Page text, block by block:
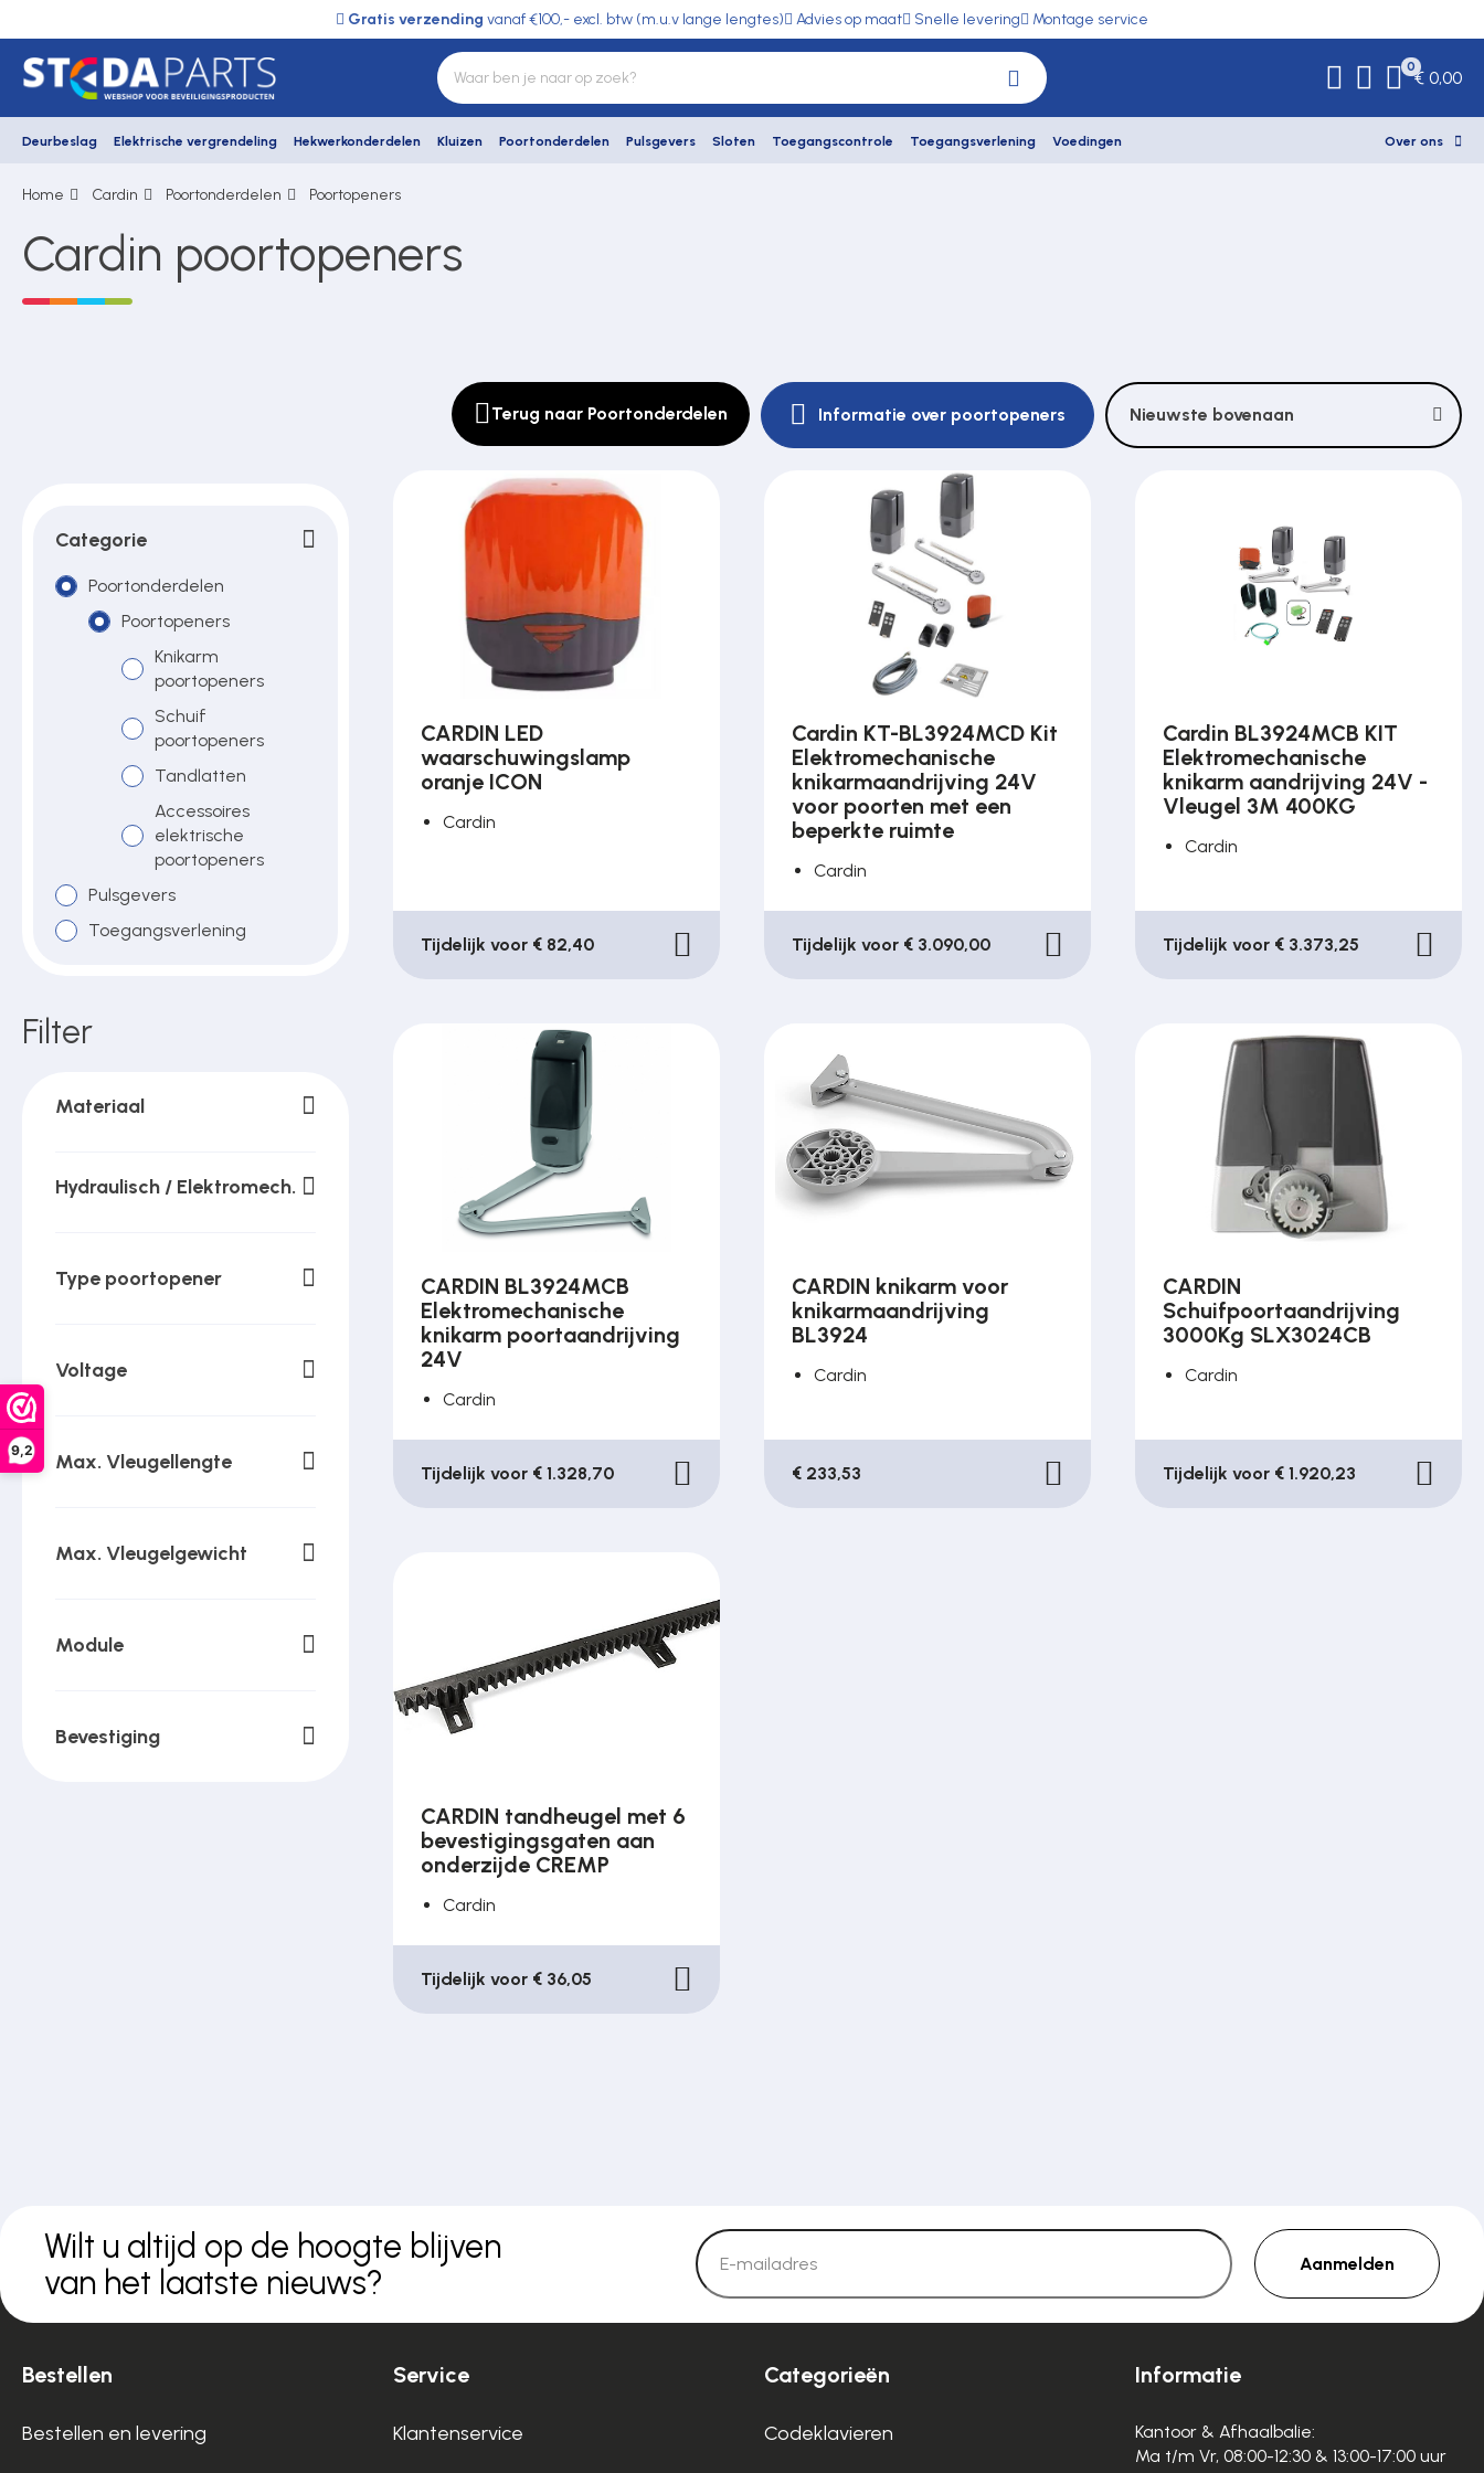
9,2
Gratis verzending vanaf €100,- excl. btw (m.u.v lange lengtes) Advies op maat Snelle levering Montage service
0
€ 0,00
Deurbeslag Elektrische vergrendeling Hekwerkonderdelen Kluizen Poortonderdelen Pulsgevers Sloten Toegangscontrole Toegangsverlening Voedingen Over ons
Deurbeslag
Elektrische vergrendeling
Pulsgevers
Toegangscontrole
Toegangsverlening
Voedingen
Contact
Home Cardin Poortonderdelen Poortopeners
Cardin poortopeners
Terug naar Poortonderdelen Informatie over poortopeners Nieuwste bovenaan
Categorie
Poortonderdelen
Poortopeners
Knikarm
poortopeners
Schuif
poortopeners
Tandlatten
Accessoires
elektrische
poortopeners
Pulsgevers
Toegangsverlening
Filter
Materiaal
Hydraulisch / Elektromech.
Type poortopener
Voltage
Max. Vleugellengte
Max. Vleugelgewicht
Module
Bevestiging
CARDIN LED
waarschuwingslamp
oranje ICON
Cardin
Tijdelijk voor € 82,40
Cardin KT-BL3924MCD Kit
Elektromechanische
knikarmaandrijving 24V
voor poorten met een
beperkte ruimte
Cardin
Tijdelijk voor € 3.090,00
Cardin BL3924MCB KIT
Elektromechanische
knikarm aandrijving 24V -
Vleugel 3M 400KG
Cardin
Tijdelijk voor € 3.373,25
CARDIN BL3924MCB
Elektromechanische
knikarm poortaandrijving
24V
Cardin
Tijdelijk voor € 1.328,70
CARDIN knikarm voor
knikarmaandrijving
BL3924
Cardin
€ 233,53
CARDIN
Schuifpoortaandrijving
3000Kg SLX3024CB
Cardin
Tijdelijk voor € 1.920,23
CARDIN tandheugel met 6
bevestigingsgaten aan
onderzijde CREMP
Cardin
Tijdelijk voor € 36,05
Wilt u altijd op de hoogte blijven
van het laatste nieuws?
Aanmelden
Bestellen
Bestellen en levering
Service
Klantenservice
Categorieën
Codeklavieren
Informatie
Kantoor & Afhaalbalie:
Ma t/m Vr, 08:00-12:30 & 13:00-17:00 uur